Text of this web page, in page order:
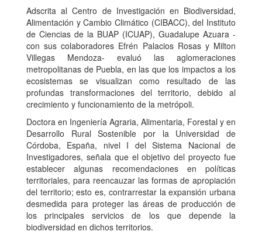
Adscrita al Centro de Investigación en Biodiversidad,
Alimentación y Cambio Climático (CIBACC), del Instituto
de Ciencias de la BUAP (ICUAP), Guadalupe Azuara -
con sus colaboradores Efrén Palacios Rosas y Milton
Villegas Mendoza- evaluó las aglomeraciones
metropolitanas de Puebla, en las que los impactos a los
ecosistemas se visualizan como resultado de las
profundas transformaciones del territorio, debido al
crecimiento y funcionamiento de la metrópoli.
Doctora en Ingeniería Agraria, Alimentaria, Forestal y en
Desarrollo Rural Sostenible por la Universidad de
Córdoba, España, nivel I del Sistema Nacional de
Investigadores, señala que el objetivo del proyecto fue
establecer algunas recomendaciones en políticas
territoriales, para reencauzar las formas de apropiación
del territorio; esto es, contrarrestar la expansión urbana
desmedida para proteger las áreas de producción de
los principales servicios de los que depende la
biodiversidad en dichos territorios.